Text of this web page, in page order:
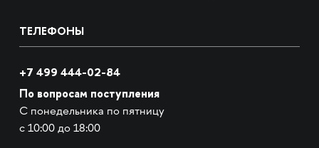
ТЕЛЕФОНЫ
+7 499 444-02-84
По вопросам поступления
С понедельника по пятницу
с 10:00 до 18:00